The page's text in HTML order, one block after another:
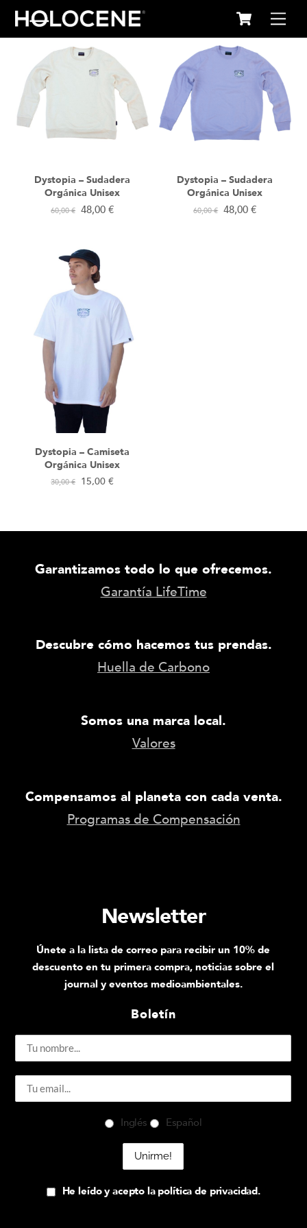
Skip
to
content
Cart
Dystopia – Sudadera
Orgánica Unisex
60,00€ 48,00€
Dystopia – Sudadera
Orgánica Unisex
60,00€ 48,00€
Dystopia – Camiseta
Orgánica Unisex
30,00€ 15,00 €
Garantizamos todo lo que ofrecemos.
Garantía LifeTime
Descubre cómo hacemos tus prendas.
Huella de Carbono
Somos una marca local.
Valores
Compensamos al planeta con cada venta.
Programas de Compensación
Newsletter
Únete a la lista de correo para recibir un 10% de
descuento en tu primera compra, noticias sobre el
journal y eventos medioambientales.
Boletín
Inglés Español
He leído y acepto la política de privacidad.